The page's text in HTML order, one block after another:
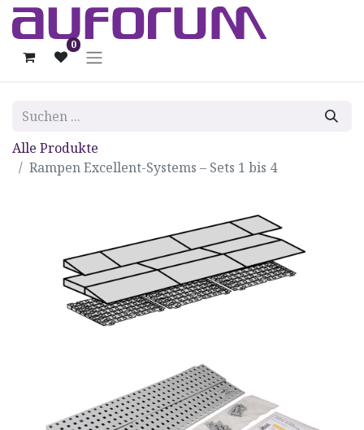
0
Alle Produkte
Rampen Excellent-Systems – Sets 1 bis 4